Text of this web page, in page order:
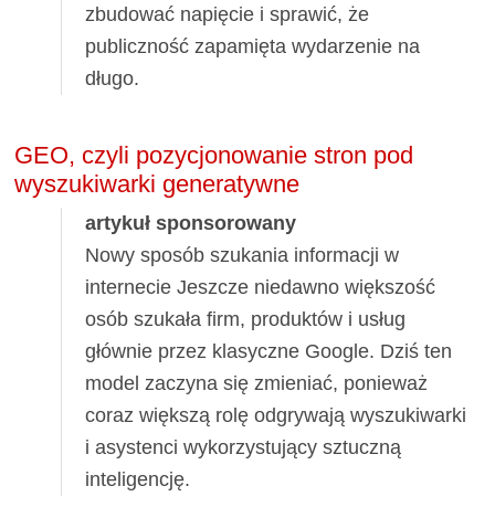
zbudować napięcie i sprawić, że
publiczność zapamięta wydarzenie na
długo.
GEO, czyli pozycjonowanie stron pod
wyszukiwarki generatywne
artykuł sponsorowany
Nowy sposób szukania informacji w
internecie Jeszcze niedawno większość
osób szukała firm, produktów i usług
głównie przez klasyczne Google. Dziś ten
model zaczyna się zmieniać, ponieważ
coraz większą rolę odgrywają wyszukiwarki
i asystenci wykorzystujący sztuczną
inteligencję.